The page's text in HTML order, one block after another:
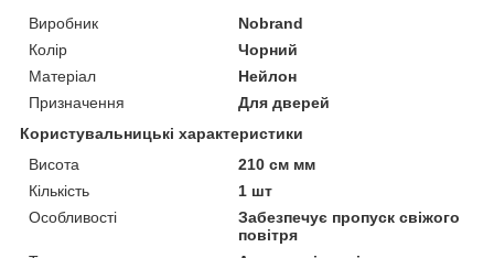
Виробник
Nobrand
Колір
Чорний
Матеріал
Нейлон
Призначення
Для дверей
Користувальницькі характеристики
Висота
210 см мм
Кількість
1 шт
Особливості
Забезпечує пропуск свіжого
повітря